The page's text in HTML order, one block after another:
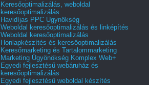
Keresőoptimalizálás, weboldal
keresőoptimalizálás
Havidíjas PPC Ügynökség
Weboldal keresőoptimalizálás és linképítés
Weboldal keresőoptimalizálás
Honlapkészítés és keresőoptimalizálás
Keresőmarketing és Tartalommarketing
Marketing Ügyönökség Komplex Web+
Egyedi fejlesztésű webáruház és
keresőoptimalizálás
Egyedi fejlesztésű weboldal készítés